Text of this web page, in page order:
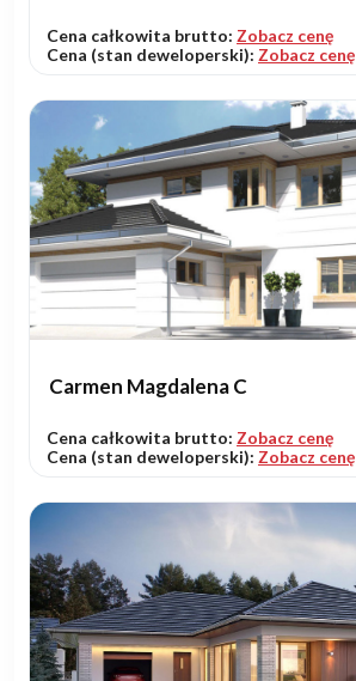
Cena całkowita brutto: Zobacz cenę
Cena (stan deweloperski): Zobacz cenę
Carmen Magdalena C
Cena całkowita brutto: Zobacz cenę
Cena (stan deweloperski): Zobacz cenę